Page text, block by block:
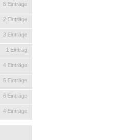
8 Einträge
2 Einträge
3 Einträge
1 Eintrag
4 Einträge
5 Einträge
6 Einträge
4 Einträge